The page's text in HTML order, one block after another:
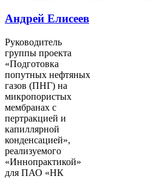
Андрей Елисеев
Руководитель
группы проекта
«Подготовка
попутных нефтяных
газов (ПНГ) на
микропористых
мембранах с
пертракцией и
капиллярной
конденсацией»,
реализуемого
«Иннопрактикой»
для ПАО «НК